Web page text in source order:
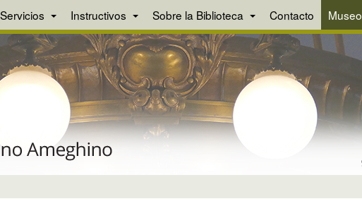
Servicios Instructivos Sobre la Biblioteca Contacto Museo